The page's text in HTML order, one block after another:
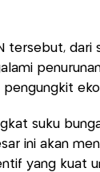
tersebut,
pengungkit
suku
ini akan
yang kuat